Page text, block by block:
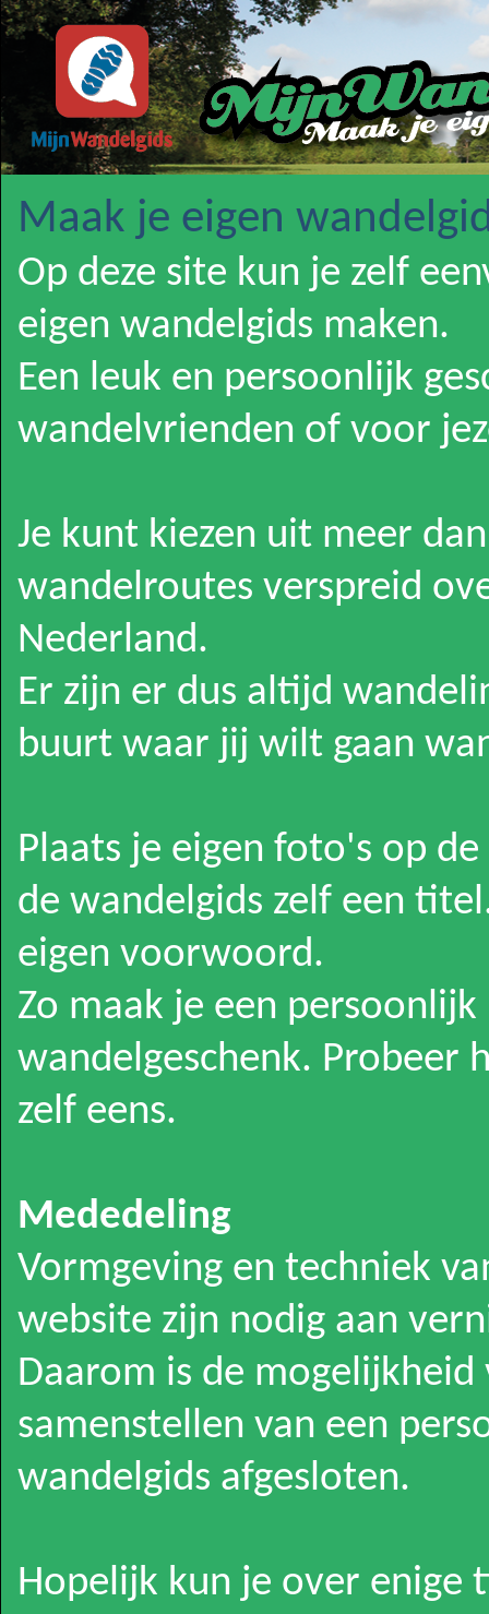
Maak je eigen
Op deze site kun je zelf
eigen wandelgids maken.
Een leuk en persoonlijk
wandelvrienden of voor
Je kunt kiezen uit meer
wandelroutes verspreid
Nederland.
Er zijn er dus altijd
buurt waar jij wilt gaan
Plaats je eigen foto's op
de wandelgids zelf een
eigen voorwoord.
Zo maak je een persoonlijk
wandelgeschenk. Probeer
zelf eens.
Mededeling
Vormgeving en techniek
website zijn nodig aan
Daarom is de
samenstellen van een
wandelgids afgesloten.
Hopelijk kun je over enige